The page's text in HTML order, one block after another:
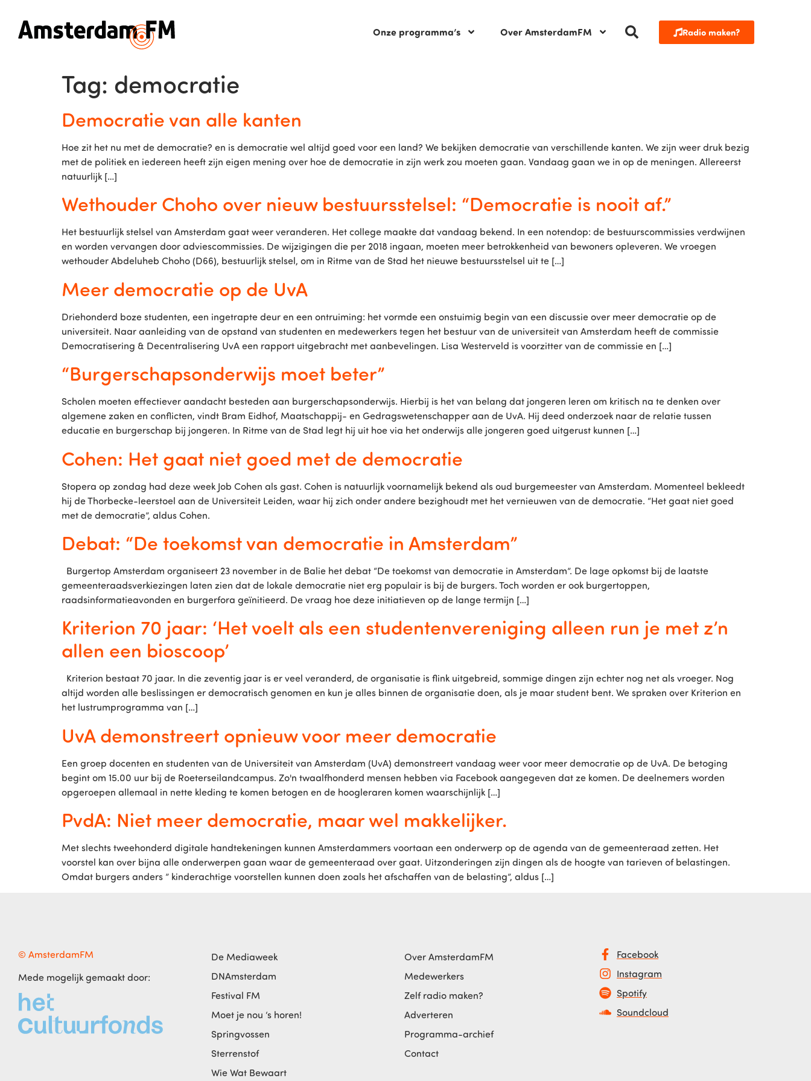
Onze programma’s Over AmsterdamFM Radio maken?
Tag: democratie
Democratie van alle kanten
Hoe zit het nu met de democratie? en is democratie wel altijd goed voor een land? We bekijken democratie van verschillende kanten. We zijn weer druk bezig
met de politiek en iedereen heeft zijn eigen mening over hoe de democratie in zijn werk zou moeten gaan. Vandaag gaan we in op de meningen. Allereerst
natuurlijk […]
Wethouder Choho over nieuw bestuursstelsel: “Democratie is nooit af.”
Het bestuurlijk stelsel van Amsterdam gaat weer veranderen. Het college maakte dat vandaag bekend. In een notendop: de bestuurscommissies verdwijnen
en worden vervangen door adviescommissies. De wijzigingen die per 2018 ingaan, moeten meer betrokkenheid van bewoners opleveren. We vroegen
wethouder Abdeluheb Choho (D66), bestuurlijk stelsel, om in Ritme van de Stad het nieuwe bestuursstelsel uit te […]
Meer democratie op de UvA
Driehonderd boze studenten, een ingetrapte deur en een ontruiming: het vormde een onstuimig begin van een discussie over meer democratie op de
universiteit. Naar aanleiding van de opstand van studenten en medewerkers tegen het bestuur van de universiteit van Amsterdam heeft de commissie
Democratisering & Decentralisering UvA een rapport uitgebracht met aanbevelingen. Lisa Westerveld is voorzitter van de commissie en […]
“Burgerschapsonderwijs moet beter”
Scholen moeten effectiever aandacht besteden aan burgerschapsonderwijs. Hierbij is het van belang dat jongeren leren om kritisch na te denken over
algemene zaken en conflicten, vindt Bram Eidhof, Maatschappij- en Gedragswetenschapper aan de UvA. Hij deed onderzoek naar de relatie tussen
educatie en burgerschap bij jongeren. In Ritme van de Stad legt hij uit hoe via het onderwijs alle jongeren goed uitgerust kunnen […]
Cohen: Het gaat niet goed met de democratie
Stopera op zondag had deze week Job Cohen als gast. Cohen is natuurlijk voornamelijk bekend als oud burgemeester van Amsterdam. Momenteel bekleedt
hij de Thorbecke-leerstoel aan de Universiteit Leiden, waar hij zich onder andere bezighoudt met het vernieuwen van de democratie. “Het gaat niet goed
met de democratie”, aldus Cohen.
Debat: “De toekomst van democratie in Amsterdam”
Burgertop Amsterdam organiseert 23 november in de Balie het debat “De toekomst van democratie in Amsterdam”. De lage opkomst bij de laatste
gemeenteraadsverkiezingen laten zien dat de lokale democratie niet erg populair is bij de burgers. Toch worden er ook burgertoppen,
raadsinformatieavonden en burgerfora geïnitieerd. De vraag hoe deze initiatieven op de lange termijn […]
Kriterion 70 jaar: ‘Het voelt als een studentenvereniging alleen run je met z’n
allen een bioscoop’
Kriterion bestaat 70 jaar. In die zeventig jaar is er veel veranderd, de organisatie is flink uitgebreid, sommige dingen zijn echter nog net als vroeger. Nog
altijd worden alle beslissingen er democratisch genomen en kun je alles binnen de organisatie doen, als je maar student bent. We spraken over Kriterion en
het lustrumprogramma van […]
UvA demonstreert opnieuw voor meer democratie
Een groep docenten en studenten van de Universiteit van Amsterdam (UvA) demonstreert vandaag weer voor meer democratie op de UvA. De betoging
begint om 15.00 uur bij de Roeterseilandcampus. Zo'n twaalfhonderd mensen hebben via Facebook aangegeven dat ze komen. De deelnemers worden
opgeroepen allemaal in nette kleding te komen betogen en de hoogleraren komen waarschijnlijk […]
PvdA: Niet meer democratie, maar wel makkelijker.
Met slechts tweehonderd digitale handtekeningen kunnen Amsterdammers voortaan een onderwerp op de agenda van de gemeenteraad zetten. Het
voorstel kan over bijna alle onderwerpen gaan waar de gemeenteraad over gaat. Uitzonderingen zijn dingen als de hoogte van tarieven of belastingen.
Omdat burgers anders ” kinderachtige voorstellen kunnen doen zoals het afschaffen van de belasting”, aldus […]
© AmsterdamFM
Mede mogelijk gemaakt door:
De Mediaweek
DNAmsterdam
Festival FM
Moet je nou ‘s horen!
Springvossen
Sterrenstof
Wie Wat Bewaart
Over AmsterdamFM
Medewerkers
Zelf radio maken?
Adverteren
Programma-archief
Contact
Facebook
Instagram
Spotify
Soundcloud